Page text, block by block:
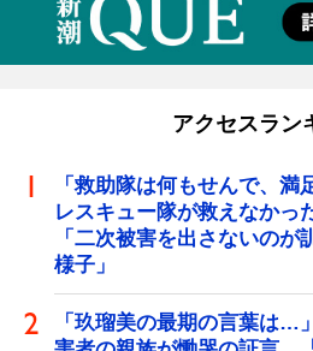
アクセスラン
「救助隊は何もせんで、満
レスキュー隊が救えなか
「二次被害を出さないの
様子」
「玖瑠美の最期の言葉は